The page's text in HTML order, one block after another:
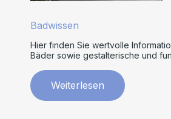
Badwissen
Hier finden Sie wertvolle
Bäder sowie gestalterische und
Weiterlesen